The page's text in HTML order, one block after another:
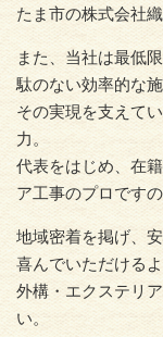
たま市の株式会社
また、当社は最低
駄のない効率的な
その実現を支えて
力。
代表をはじめ、在
ア工事のプロです
地域密着を掲げ、
喜んでいただける
外構・エクステリ
い。